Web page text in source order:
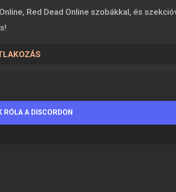
Red Dead Online szobákkal, és
RÓLA A DISCORDON